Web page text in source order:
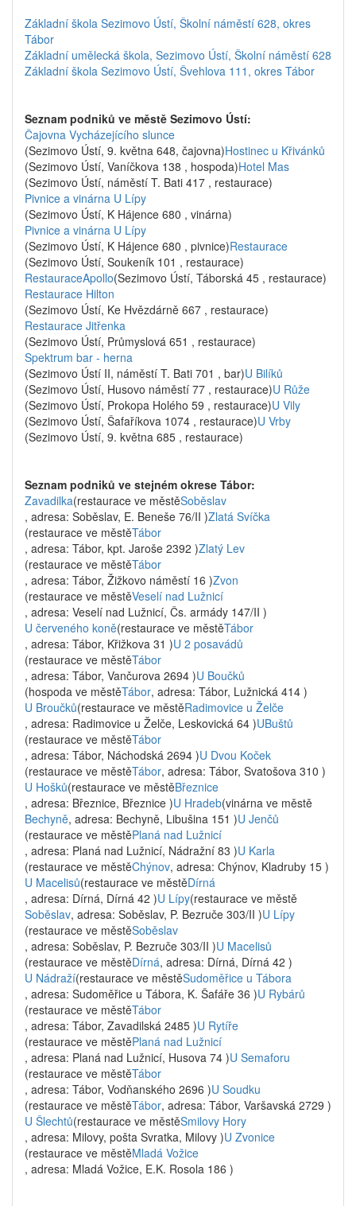
Základní škola Sezimovo Ústí, Školní náměstí 628, okres
Tábor
Základní umělecká škola, Sezimovo Ústí, Školní náměstí 628
Základní škola Sezimovo Ústí, Švehlova 111, okres Tábor
Seznam podniků ve městě Sezimovo Ústí:
Čajovna Vycházejícího slunce
(Sezimovo Ústí, 9. května 648, čajovna)Hostinec u Křivánků
(Sezimovo Ústí, Vaníčkova 138 , hospoda)Hotel Mas
(Sezimovo Ústí, náměstí T. Bati 417 , restaurace)
Pivnice a vinárna U Lípy
(Sezimovo Ústí, K Hájence 680 , vinárna)
Pivnice a vinárna U Lípy
(Sezimovo Ústí, K Hájence 680 , pivnice)Restaurace
(Sezimovo Ústí, Soukeník 101 , restaurace)
RestauraceApollo(Sezimovo Ústí, Táborská 45 , restaurace)
Restaurace Hilton
(Sezimovo Ústí, Ke Hvězdárně 667 , restaurace)
Restaurace Jitřenka
(Sezimovo Ústí, Průmyslová 651 , restaurace)
Spektrum bar - herna
(Sezimovo Ústí II, náměstí T. Bati 701 , bar)U Bilíků
(Sezimovo Ústí, Husovo náměstí 77 , restaurace)U Růže
(Sezimovo Ústí, Prokopa Holého 59 , restaurace)U Vily
(Sezimovo Ústí, Šafaříkova 1074 , restaurace)U Vrby
(Sezimovo Ústí, 9. května 685 , restaurace)
Seznam podniků ve stejném okrese Tábor:
Zavadilka(restaurace ve městěSoběslav
, adresa: Soběslav, E. Beneše 76/II )Zlatá Svíčka
(restaurace ve městěTábor
, adresa: Tábor, kpt. Jaroše 2392 )Zlatý Lev
(restaurace ve městěTábor
, adresa: Tábor, Žižkovo náměstí 16 )Zvon
(restaurace ve městěVeselí nad Lužnicí
, adresa: Veselí nad Lužnicí, Čs. armády 147/II )
U červeného koně(restaurace ve městěTábor
, adresa: Tábor, Křižkova 31 )U 2 posavádů
(restaurace ve městěTábor
, adresa: Tábor, Vančurova 2694 )U Boučků
(hospoda ve městěTábor, adresa: Tábor, Lužnická 414 )
U Broučků(restaurace ve městěRadimovice u Želče
, adresa: Radimovice u Želče, Leskovická 64 )UBuštů
(restaurace ve městěTábor
, adresa: Tábor, Náchodská 2694 )U Dvou Koček
(restaurace ve městěTábor, adresa: Tábor, Svatošova 310 )
U Hošků(restaurace ve městěBřeznice
, adresa: Březnice, Březnice )U Hradeb(vinárna ve městě
Bechyně, adresa: Bechyně, Libušina 151 )U Jenčů
(restaurace ve městěPlaná nad Lužnicí
, adresa: Planá nad Lužnicí, Nádražní 83 )U Karla
(restaurace ve městěChýnov, adresa: Chýnov, Kladruby 15 )
U Macelisů(restaurace ve městěDírná
, adresa: Dírná, Dírná 42 )U Lípy(restaurace ve městě
Soběslav, adresa: Soběslav, P. Bezruče 303/II )U Lípy
(restaurace ve městěSoběslav
, adresa: Soběslav, P. Bezruče 303/II )U Macelisů
(restaurace ve městěDírná, adresa: Dírná, Dírná 42 )
U Nádraží(restaurace ve městěSudoměřice u Tábora
, adresa: Sudoměřice u Tábora, K. Šafáře 36 )U Rybárů
(restaurace ve městěTábor
, adresa: Tábor, Zavadilská 2485 )U Rytíře
(restaurace ve městěPlaná nad Lužnicí
, adresa: Planá nad Lužnicí, Husova 74 )U Semaforu
(restaurace ve městěTábor
, adresa: Tábor, Vodňanského 2696 )U Soudku
(restaurace ve městěTábor, adresa: Tábor, Varšavská 2729 )
U Šlechtů(restaurace ve městěSmilovy Hory
, adresa: Milovy, pošta Svratka, Milovy )U Zvonice
(restaurace ve městěMladá Vožice
, adresa: Mladá Vožice, E.K. Rosola 186 )